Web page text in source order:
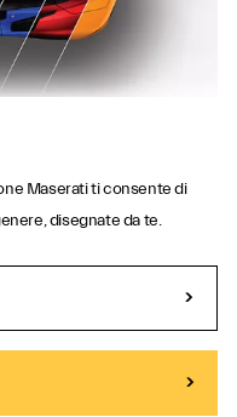
Maserati ti consente di
disegnate da te.